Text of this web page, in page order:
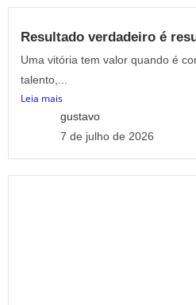
Resultado verdadeiro é
Uma vitória tem valor quando é
talento,...
Leia mais
gustavo
7 de julho de 2026